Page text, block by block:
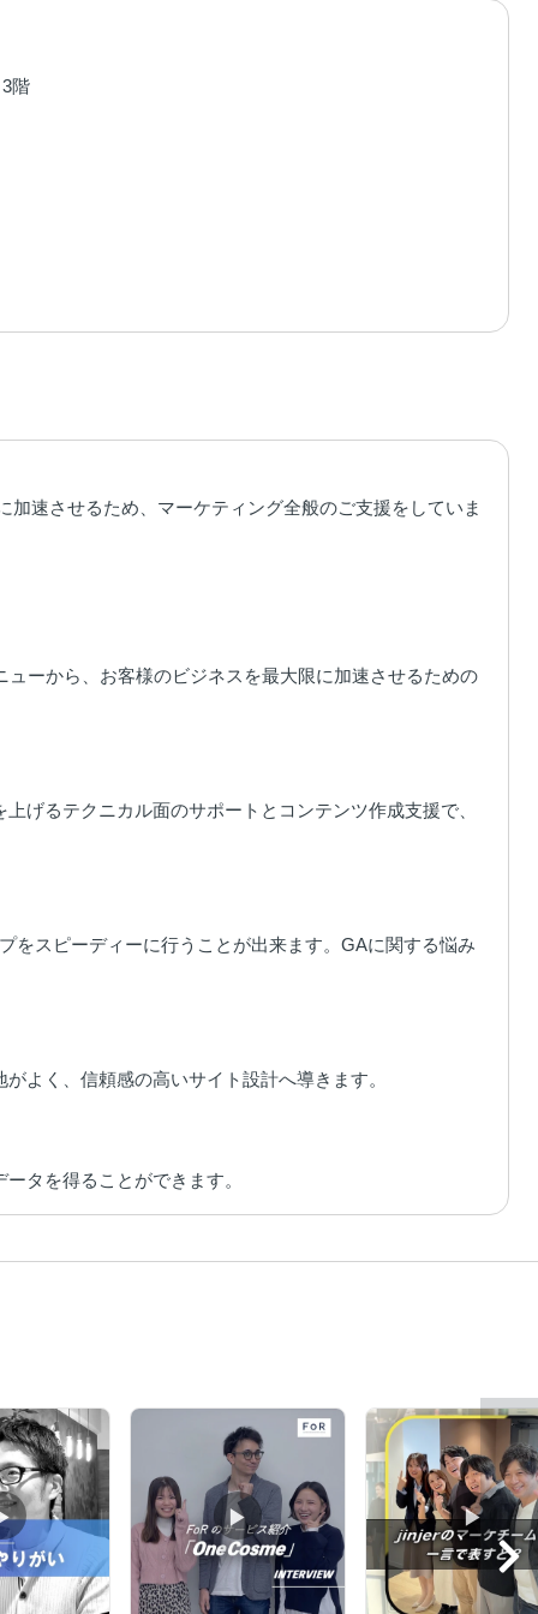
階
速させるため、マーケティング全般のご支援をしていま
ーから、お客様のビジネスを最大限に加速させるための
げるテクニカル面のサポートとコンテンツ作成支援で、
をスピーディーに行うことが出来ます。GAに関する悩み
よく、信頼感の高いサイト設計へ導きます。
タを得ることができます。
▶︎ ▶︎